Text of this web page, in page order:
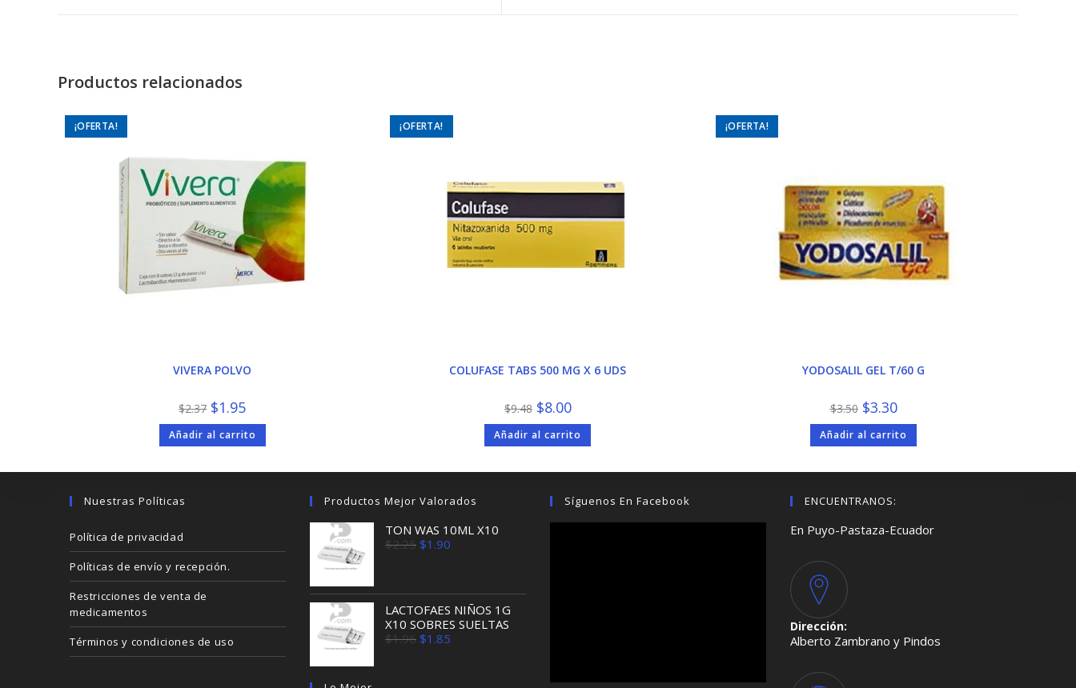
Productos relacionados
¡OFERTA!
VIVERA POLVO
$2.37 El
precio
original
era:
$2.37.
$1.95precio
actual
es:
$1.95.
Añadir al carrito
¡OFERTA!
COLUFASE TABS 500 MG X 6 UDS
$9.48 El
precio
original
era:
$9.48.
$8.00El
precio
actual
es:
$8.00.
Añadir al carrito
¡OFERTA!
YODOSALIL GEL T/60 G
$3.50 El
precio
original
era:
$3.50.
$3.30El
precio
actual
es:
$3.30.
Añadir al carrito
Nuestras Políticas
Política de privacidad
Políticas de envío y recepción.
Restricciones de venta de
medicamentos
Términos y condiciones de uso
Productos Mejor Valorados
TON WAS 10ML X10
$2.25 El
precio
$2.25.
$1.90
$1.90.
LACTOFAES NIÑOS 1G
X10 SOBRES SUELTAS
$1.96 El
precio
$1.85
Síguenos En Facebook ENCUENTRANOS:
En Puyo-Pastaza-Ecuador
Dirección:
Alberto Zambrano y Pindos